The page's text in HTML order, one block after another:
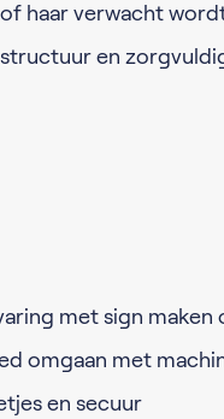
haar verwacht
en
met sign
omgaan met
en secuur